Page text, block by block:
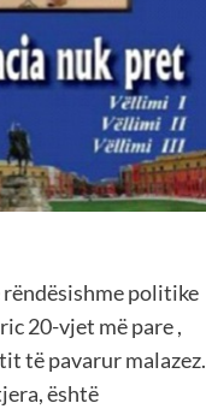
rëndësishme politike
20-vjet më pare ,
të pavarur malazez.
është